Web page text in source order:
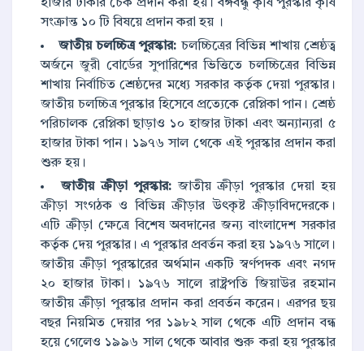
হাজার টাকার চেক প্রদান করা হয়। বঙ্গবন্ধু কৃষি পুরস্কার কৃষি
সংক্রান্ত ১০ টি বিষয়ে প্রদান করা হয় ।
জাতীয় চলচ্চিত্র পুরস্কার: চলচ্চিত্রের বিভিন্ন শাখায় শ্রেষ্ঠত্ব
অর্জনে জুরী বোর্ডের সুপারিশের ভিত্তিতে চলচ্চিত্রের বিভিন্ন
শাখায় নির্বাচিত শ্রেষ্ঠদের মধ্যে সরকার কর্তৃক দেয়া পুরস্কার।
জাতীয় চলচ্চিত্র পুরস্কার হিসেবে প্রত্যেকে রেপ্লিকা পান। শ্রেষ্ঠ
পরিচালক রেপ্লিকা ছাড়াও ১০ হাজার টাকা এবং অন্যান্যরা ৫
হাজার টাকা পান। ১৯৭৬ সাল থেকে এই পুরস্কার প্রদান করা
শুরু হয়।
জাতীয় ক্রীড়া পুরস্কার: জাতীয় ক্রীড়া পুরস্কার দেয়া হয়
ক্রীড়া সংগঠক ও বিভিন্ন ক্রীড়ার উৎকৃষ্ট ক্রীড়াবিদদেরকে।
এটি ক্রীড়া ক্ষেত্রে বিশেষ অবদানের জন্য বাংলাদেশ সরকার
কর্তৃক দেয় পুরস্কার। এ পুরস্কার প্রবর্তন করা হয় ১৯৭৬ সালে।
জাতীয় ক্রীড়া পুরস্কারের অর্থমান একটি স্বর্ণপদক এবং নগদ
২০ হাজার টাকা। ১৯৭৬ সালে রাষ্ট্রপতি জিয়াউর রহমান
জাতীয় ক্রীড়া পুরস্কার প্রদান করা প্রবর্তন করেন। এরপর ছয়
বছর নিয়মিত দেয়ার পর ১৯৮২ সাল থেকে এটি প্রদান বন্ধ
হয়ে গেলেও ১৯৯৬ সাল থেকে আবার শুরু করা হয় পুরস্কার